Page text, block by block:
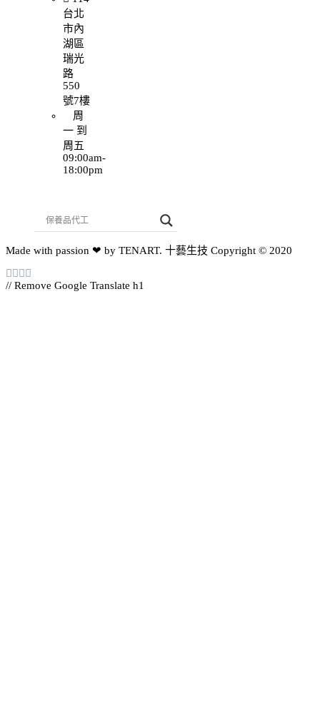
台北
市內
湖區
瑞光
路
550
號7樓
周
一 到
周五
09:00am-
18:00pm
Made with passion ❤ by TENART. 十藝生技 Copyright © 2020
// Remove Google Translate h1